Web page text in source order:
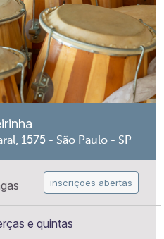
1575 - São Paulo - SP
inscrições abertas
e quintas